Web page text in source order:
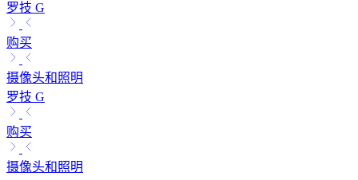
罗技 G
购买
摄像头和照明
罗技 G
购买
摄像头和照明